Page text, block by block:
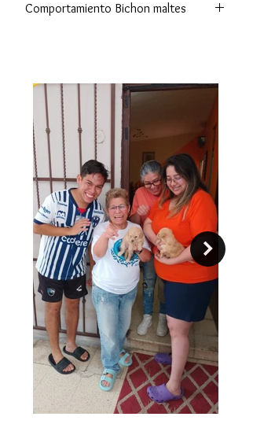
Comportamiento Bichon maltes
Sin embargo, aunque se llevarán bien
con todos los integrantes del
hogar, debido a su fragilidad no son
recomendables para familias con
niños muy pequeños